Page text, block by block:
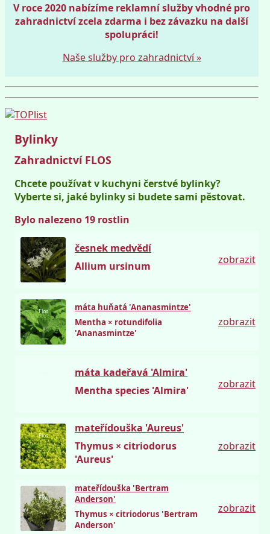
V roce 2020 nabízíme reklamní služby vhodné pro
zahradnictví zcela zdarma i bez závazku na další
spolupráci!
Naše služby pro zahradnictví »
Bylinky
Zahradnictví FLOS
Chcete používat v kuchyni čerstvé bylinky?
Vyberte si, jaké bylinky si budete sami pěstovat.
Bylo nalezeno 19 rostlin
česnek medvědí
Allium ursinum
zobrazit
Flos
máta huňatá 'Ananasmintze'
Mentha × rotundifolia
'Ananasmintze'
zobrazit
máta kadeřavá 'Almira'
Mentha species 'Almira'
zobrazit
Flos
mateřídouška 'Aureus'
Thymus × citriodorus
'Aureus'
zobrazit
Flos
mateřídouška 'Bertram
Anderson'
Thymus × citriodorus 'Bertram
Anderson'
zobrazit